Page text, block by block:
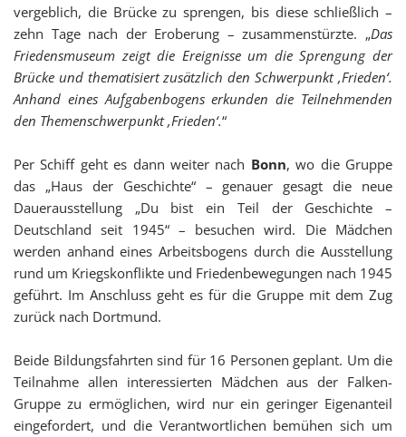
vergeblich, die Brücke zu sprengen, bis diese schließlich –
zehn Tage nach der Eroberung – zusammenstürzte. „Das
Friedensmuseum zeigt die Ereignisse um die Sprengung der
Brücke und thematisiert zusätzlich den Schwerpunkt ‚Frieden‘.
Anhand eines Aufgabenbogens erkunden die Teilnehmenden
den Themenschwerpunkt ‚Frieden‘.“
Per Schiff geht es dann weiter nach Bonn, wo die Gruppe
das „Haus der Geschichte“ – genauer gesagt die neue
Dauerausstellung „Du bist ein Teil der Geschichte –
Deutschland seit 1945“ – besuchen wird. Die Mädchen
werden anhand eines Arbeitsbogens durch die Ausstellung
rund um Kriegskonflikte und Friedenbewegungen nach 1945
geführt. Im Anschluss geht es für die Gruppe mit dem Zug
zurück nach Dortmund.
Beide Bildungsfahrten sind für 16 Personen geplant. Um die
Teilnahme allen interessierten Mädchen aus der Falken-
Gruppe zu ermöglichen, wird nur ein geringer Eigenanteil
eingefordert, und die Verantwortlichen bemühen sich um